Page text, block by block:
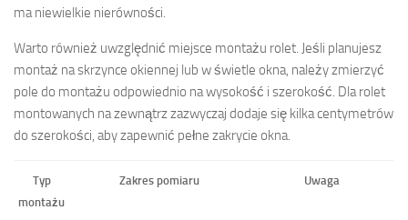
ma niewielkie nierówności.
Warto również uwzględnić miejsce montażu rolet. Jeśli planujesz
montaż na skrzynce okiennej lub w świetle okna, należy zmierzyć
pole do montażu odpowiednio na wysokość i szerokość. Dla rolet
montowanych na zewnątrz zazwyczaj dodaje się kilka centymetrów
do szerokości, aby zapewnić pełne zakrycie okna.
Typ
montażu
Zakres pomiaru Uwaga